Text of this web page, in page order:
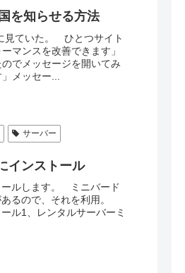
を知らせる方法
見ていた。 ひとつサイト
マンスを改善できます」
でメッセージを開いてみ
メッセー...
サーバー
インストール
ールします。 ミニバード
るので、それを利用。
ル1、レンタルサーバーミ